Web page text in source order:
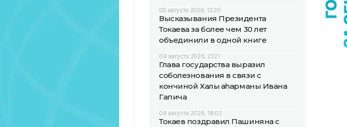
05 августа 2026, 12:20
Высказывания Президента
Токаева за более чем 30 лет
объединили в одной книге
04 августа 2026, 21:21
Глава государства выразил
соболезнования в связи с
кончиной Халық қаһарманы Ивана
Гапича
04 августа 2026, 18:02
Токаев поздравил Пашиняна с